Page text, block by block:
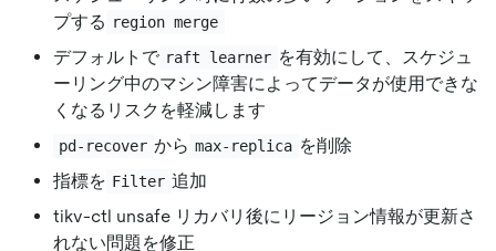
プする region merge
デフォルトで raft learner を有効にして、スケジュ
ーリング中のマシン障害によってデータが使用できな
くなるリスクを軽減します
pd-recover から max-replica を削除
指標を Filter 追加
tikv-ctl unsafe リカバリ後にリージョン情報が更新さ
れない問題を修正